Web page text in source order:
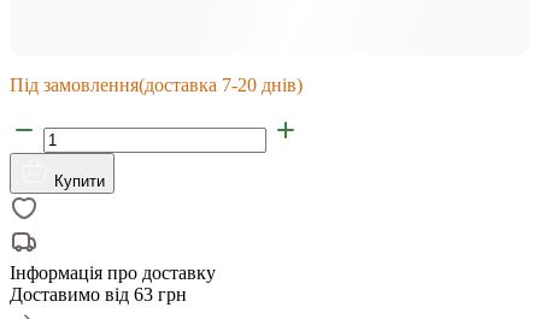
Під замовлення(доставка 7-20 днів)
Купити
Інформація про доставку
Доставимо від 63 грн